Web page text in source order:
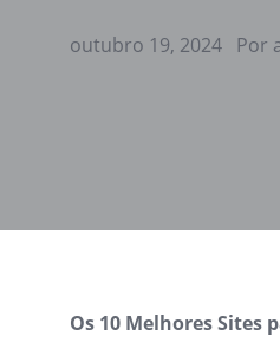
outubro 19, 2024 Por
Os 10 Melhores Sites